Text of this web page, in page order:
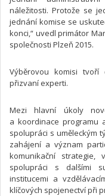
náležitosti. Protože se
jednání komise se
konci,“ uvedl primátor
společnosti Plzeň 2015.
Výběrovou komisi
přizvaní experti.
Mezi hlavní úkoly
a koordinace programu
spolupráci s uměleckým
zahájení a význam
komunikační strategie,
spolupráci s dalšími
institucemi a
klíčových spojenectví při